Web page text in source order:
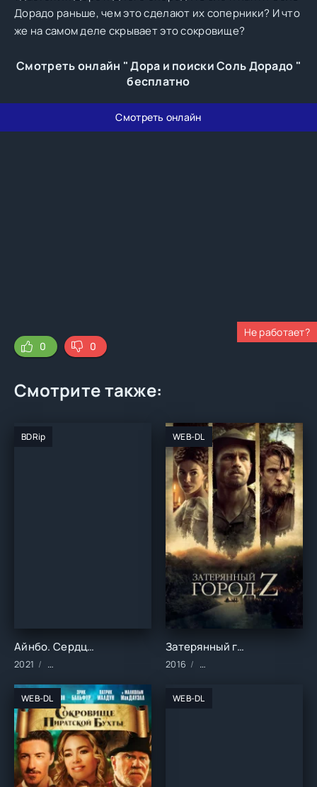
Дорадо раньше, чем это сделают их соперники? И что
же на самом деле скрывает это сокровище?
Смотреть онлайн " Дора и поиски Соль Дорадо "
бесплатно
Смотреть онлайн
Не работает?
0
0
Смотрите также:
BDRip
Айнбо. Сердце Амазонии (2021)
2021 Мультфильмы/Зарубежные/2021 год
WEB-DL
Затерянный город Z (2016)
2016 Фильмы/Зарубежные/
WEB-DL WEB-DL